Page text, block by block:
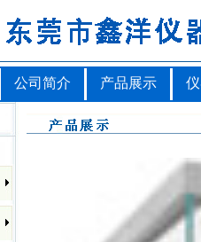
公司简介 产品展示